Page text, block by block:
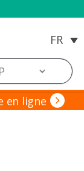
en ligne